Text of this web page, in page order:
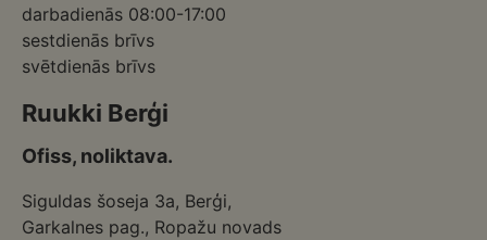
darbadienās 08:00-17:00
sestdienās brīvs
svētdienās brīvs
Ruukki Berģi
Ofiss, noliktava.
Siguldas šoseja 3a, Berģi,
Garkalnes pag., Ropažu novads